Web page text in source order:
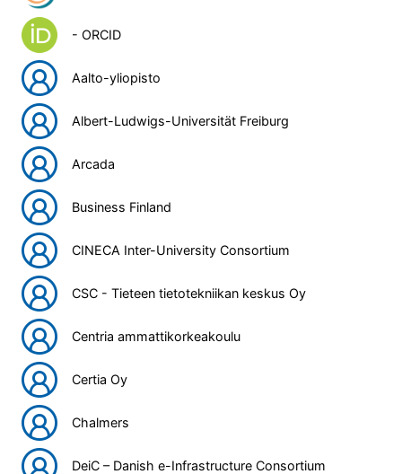
- ORCID
Aalto-yliopisto
Albert-Ludwigs-Universität Freiburg
Arcada
Business Finland
CINECA Inter-University Consortium
CSC - Tieteen tietotekniikan keskus Oy
Centria ammattikorkeakoulu
Certia Oy
Chalmers
DeiC – Danish e-Infrastructure Consortium